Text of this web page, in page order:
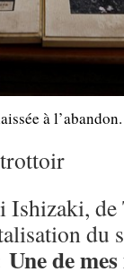
à
trottoir
de
du
Une de